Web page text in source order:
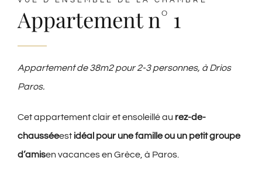
Appartement n° 1
Appartement de 38m2 pour 2-3 personnes, à Drios
Paros.
Cet appartement clair et ensoleillé au rez-de-
chausséeest idéal pour une famille ou un petit groupe
d’amisen vacances en Grèce, à Paros.